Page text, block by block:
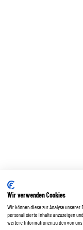
Wir verwenden Cookies
Wir können diese zur Analyse
personalisierte Inhalte anzuzeigen
weitere Informationen zu den von